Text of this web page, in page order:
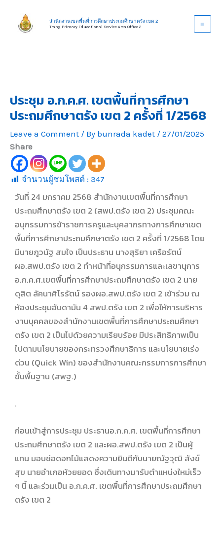
content
สำนักงานเขตพื้นที่การศึกษาประถมศึกษาตรัง เขต 2
Trang Primary Educational Service Area Office 2
ประชุม อ.ก.ค.ศ. เขตพื้นที่การศึกษา
ประถมศึกษาตรัง เขต 2 ครั้งที่ 1/2568
Leave a Comment / By bunrada kadet / 27/01/2025
Share
จำนวนผู้ชมโพสต์ : 347
วันที่ 24 มกราคม 2568 สำนักงานเขตพื้นที่การศึกษา
ประถมศึกษาตรัง เขต 2 (สพป.ตรัง เขต 2) ประชุมคณะ
อนุกรรมการข้าราชการครูและบุคลากรทางการศึกษาเขต
พื้นที่การศึกษาประถมศึกษาตรัง เขต 2 ครั้งที่ 1/2568 โดย
มีนายภูวนัฐ สมใจ เป็นประธาน นางสุริยา เครือรัตน์
ผอ.สพป.ตรัง เขต 2 ทำหน้าที่อนุกรรมการและเลขานุการ
อ.ก.ค.ศ.เขตพื้นที่การศึกษาประถมศึกษาตรัง เขต 2 นาย
ดุสิต ลัคนาศิโรรัตน์ รองผอ.สพป.ตรัง เขต 2 เข้าร่วม ณ
ห้องประชุมอันดามัน 4 สพป.ตรัง เขต 2 เพื่อให้การบริหาร
งานบุคคลของสำนักงานเขตพื้นที่การศึกษาประถมศึกษา
ตรัง เขต 2 เป็นไปด้วยความเรียบร้อย มีประสิทธิภาพเป็น
ไปตามนโยบายของกระทรวงศึกษาธิการ และนโยบายเร่ง
ด่วน (Quick Win) ของสำนักงานคณะกรรมการการศึกษา
ขั้นพื้นฐาน (สพฐ.)
.
ก่อนเข้าสู่การประชุม ประธานอ.ก.ค.ศ. เขตพื้นที่การศึกษา
ประถมศึกษาตรัง เขต 2 และผอ.สพป.ตรัง เขต 2 เป็นผู้
แทน มอบช่อดอกไม้แสดงความยินดีกับนายณัฐวุฒิ สังข์
สุข นายอำเภอห้วยยอด ซึ่งเดินทางมารับตำแหน่งใหม่เร็ว
ๆ นี้ และร่วมเป็น อ.ก.ค.ศ. เขตพื้นที่การศึกษาประถมศึกษา
ตรัง เขต 2